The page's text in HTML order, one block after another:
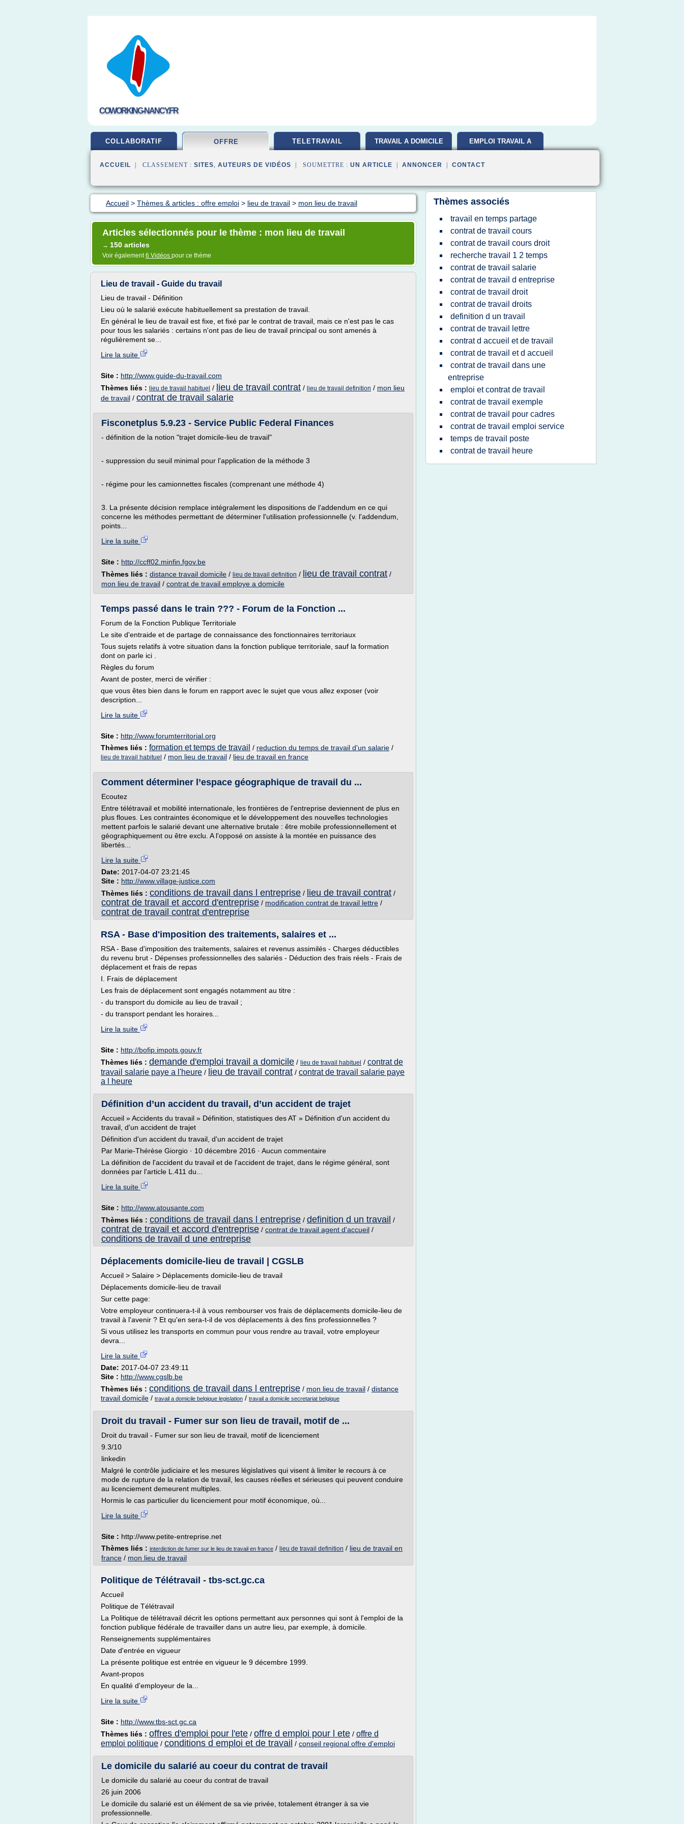
COWORKING-NANCY.FR
COLLABORATIF OFFRE TELETRAVAIL TRAVAIL A DOMICILE EMPLOI TRAVAIL A
ACCUEIL | CLASSEMENT : SITES, AUTEURS DE VIDÉOS | SOUMETTRE : UN ARTICLE ANNONCER CONTACT
Accueil > Thèmes & articles : offre emploi > lieu de travail > mon lieu de travail
Articles sélectionnés pour le thème : mon lieu de travail
→ 150 articles
Voir également6 Vidéos pour ce thème
Lieu de travail - Guide du travail
Lieu de travail - Définition
Lieu où le salarié exécute habituellement sa prestation de travail.
En général le lieu de travail est fixe, et fixé par le contrat de travail, mais ce n'est pas le cas
pour tous les salariés : certains n'ont pas de lieu de travail principal ou sont amenés à
régulièrement se...
Lire la suite
Site : http://www.guide-du-travail.com
Thèmes liés : lieu de travail habituel / lieu de travail contrat / lieu de travail definition / mon lieu
de travail / contrat de travail salarie
Fisconetplus 5.9.23 - Service Public Federal Finances
- définition de la notion "trajet domicile-lieu de travail"
- suppression du seuil minimal pour l'application de la méthode 3
- régime pour les camionnettes fiscales (comprenant une méthode 4)
3. La présente décision remplace intégralement les dispositions de l'addendum en ce qui
concerne les méthodes permettant de déterminer l'utilisation professionnelle (v. l'addendum,
points...
Lire la suite
Site : http://ccff02.minfin.fgov.be
Thèmes liés : distance travail domicile / lieu de travail definition / lieu de travail contrat /
mon lieu de travail / contrat de travail employe a domicile
Temps passé dans le train ??? - Forum de la Fonction ...
Forum de la Fonction Publique Territoriale
Le site d'entraide et de partage de connaissance des fonctionnaires territoriaux
Tous sujets relatifs à votre situation dans la fonction publique territoriale, sauf la formation
dont on parle ici .
Règles du forum
Avant de poster, merci de vérifier :
que vous êtes bien dans le forum en rapport avec le sujet que vous allez exposer (voir
description...
Lire la suite
Site : http://www.forumterritorial.org
Thèmes liés : formation et temps de travail / reduction du temps de travail d'un salarie /
lieu de travail habituel / mon lieu de travail / lieu de travail en france
Comment déterminer l’espace géographique de travail du ...
Ecoutez
Entre télétravail et mobilité internationale, les frontières de l'entreprise deviennent de plus en
plus floues. Les contraintes économique et le développement des nouvelles technologies
mettent parfois le salarié devant une alternative brutale : être mobile professionnellement et
géographiquement ou être exclu. A l'opposé on assiste à la montée en puissance des
libertés...
Lire la suite
Date: 2017-04-07 23:21:45
Site : http://www.village-justice.com
Thèmes liés : conditions de travail dans l entreprise / lieu de travail contrat /
contrat de travail et accord d'entreprise / modification contrat de travail lettre /
contrat de travail contrat d'entreprise
RSA - Base d'imposition des traitements, salaires et ...
RSA - Base d'imposition des traitements, salaires et revenus assimilés - Charges déductibles
du revenu brut - Dépenses professionnelles des salariés - Déduction des frais réels - Frais de
déplacement et frais de repas
I. Frais de déplacement
Les frais de déplacement sont engagés notamment au titre :
- du transport du domicile au lieu de travail ;
- du transport pendant les horaires...
Lire la suite
Site : http://bofip.impots.gouv.fr
Thèmes liés : demande d'emploi travail a domicile / lieu de travail habituel / contrat de
travail salarie paye a l'heure / lieu de travail contrat / contrat de travail salarie paye
a l heure
Définition d’un accident du travail, d’un accident de trajet
Accueil » Accidents du travail » Définition, statistiques des AT » Définition d'un accident du
travail, d'un accident de trajet
Définition d'un accident du travail, d'un accident de trajet
Par Marie-Thérèse Giorgio · 10 décembre 2016 · Aucun commentaire
La définition de l'accident du travail et de l'accident de trajet, dans le régime général, sont
données par l'article L.411 du...
Lire la suite
Site : http://www.atousante.com
Thèmes liés : conditions de travail dans l entreprise / definition d un travail /
contrat de travail et accord d'entreprise / contrat de travail agent d'accueil /
conditions de travail d une entreprise
Déplacements domicile-lieu de travail | CGSLB
Accueil > Salaire > Déplacements domicile-lieu de travail
Déplacements domicile-lieu de travail
Sur cette page:
Votre employeur continuera-t-il à vous rembourser vos frais de déplacements domicile-lieu de
travail à l'avenir ? Et qu'en sera-t-il de vos déplacements à des fins professionnelles ?
Si vous utilisez les transports en commun pour vous rendre au travail, votre employeur
devra...
Lire la suite
Date: 2017-04-07 23:49:11
Site : http://www.cgslb.be
Thèmes liés : conditions de travail dans l entreprise / mon lieu de travail / distance
travail domicile / travail a domicile belgique legislation / travail a domicile secretariat belgique
Droit du travail - Fumer sur son lieu de travail, motif de ...
Droit du travail - Fumer sur son lieu de travail, motif de licenciement
9.3/10
linkedin
Malgré le contrôle judiciaire et les mesures législatives qui visent à limiter le recours à ce
mode de rupture de la relation de travail, les causes réelles et sérieuses qui peuvent conduire
au licenciement demeurent multiples.
Hormis le cas particulier du licenciement pour motif économique, où...
Lire la suite
Site : http://www.petite-entreprise.net
Thèmes liés : interdiction de fumer sur le lieu de travail en france / lieu de travail definition / lieu de travail en
france / mon lieu de travail
Politique de Télétravail - tbs-sct.gc.ca
Accueil
Politique de Télétravail
La Politique de télétravail décrit les options permettant aux personnes qui sont à l'emploi de la
fonction publique fédérale de travailler dans un autre lieu, par exemple, à domicile.
Renseignements supplémentaires
Date d'entrée en vigueur
La présente politique est entrée en vigueur le 9 décembre 1999.
Avant-propos
En qualité d'employeur de la...
Lire la suite
Site : http://www.tbs-sct.gc.ca
Thèmes liés : offres d'emploi pour l'ete / offre d emploi pour l ete / offre d
emploi politique / conditions d emploi et de travail / conseil regional offre d'emploi
Le domicile du salarié au coeur du contrat de travail
Le domicile du salarié au coeur du contrat de travail
26 juin 2006
Le domicile du salarié est un élément de sa vie privée, totalement étranger à sa vie
professionnelle.
Thèmes associés
travail en temps partage
contrat de travail cours
contrat de travail cours droit
recherche travail 1 2 temps
contrat de travail salarie
contrat de travail d entreprise
contrat de travail droit
contrat de travail droits
definition d un travail
contrat de travail lettre
contrat d accueil et de travail
contrat de travail et d accueil
contrat de travail dans une
entreprise
emploi et contrat de travail
contrat de travail exemple
contrat de travail pour cadres
contrat de travail emploi service
temps de travail poste
contrat de travail heure